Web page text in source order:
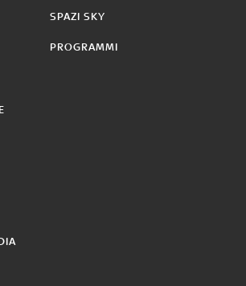
SPAZI SKY
PROGRAMMI